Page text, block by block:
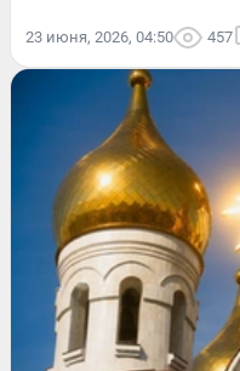
23 июня, 2026, 04:50 457